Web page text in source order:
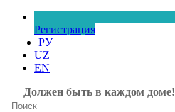
Регистрация
РУ
UZ
EN
Должен быть в каждом доме!